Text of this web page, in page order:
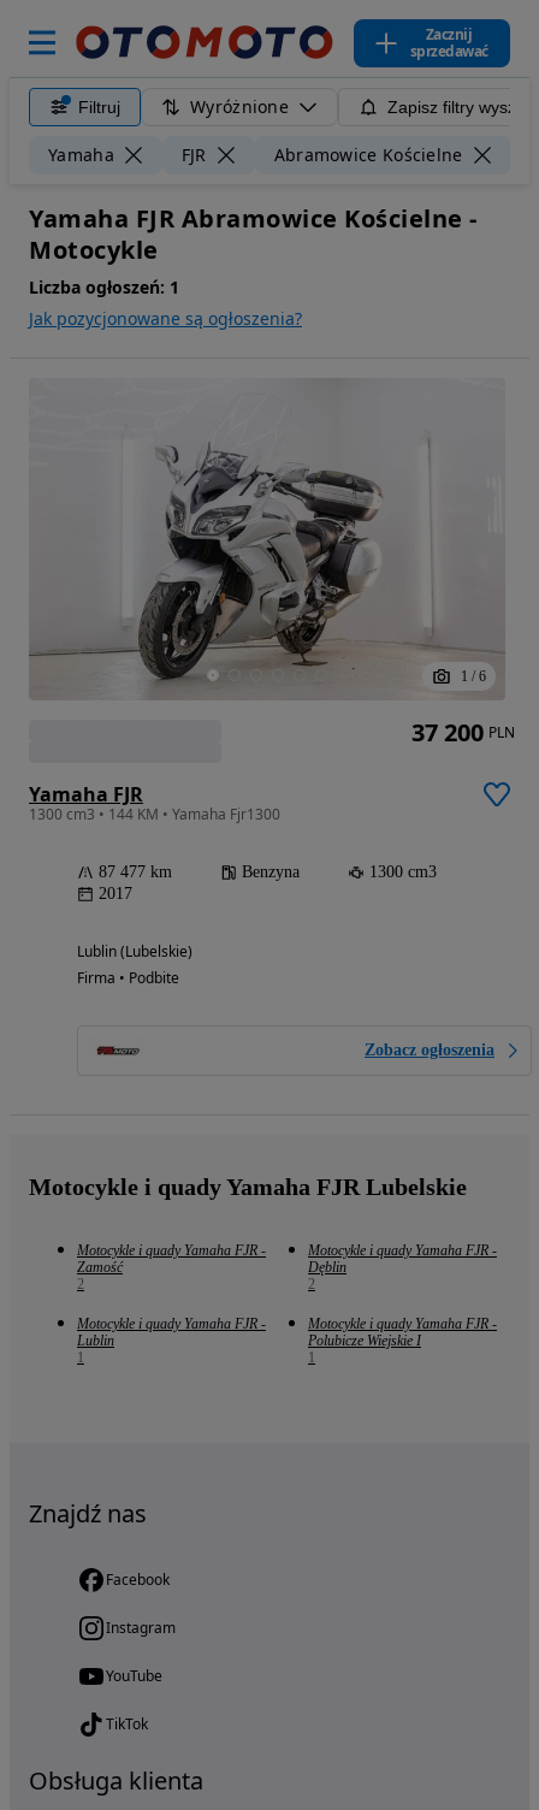
Zacznij
sprzedawać
Filtruj Wyróżnione Zapisz filtry
Yamaha FJR Abramowice Kościelne
Yamaha FJR Abramowice Kościelne -
Motocykle
Liczba ogłoszeń: 1
Jak pozycjonowane są ogłoszenia?
1 / 6
Yamaha FJR
1300 cm3 • 144 KM • Yamaha Fjr1300
87 477 km Benzyna
1300 cm3
2017
Lublin (Lubelskie)
Firma • Podbite
Zobacz ogłoszenia
37 200 PLN
Motocykle i quady Yamaha FJR Lubelskie
Motocykle i quady Yamaha FJR -
Zamość
2
Motocykle i quady Yamaha FJR -
Dęblin
2
Motocykle i quady Yamaha FJR -
Lublin
1
Motocykle i quady Yamaha FJR -
Polubicze Wiejskie I
1
Znajdź nas
Facebook
Instagram
YouTube
TikTok
Obsługa klienta